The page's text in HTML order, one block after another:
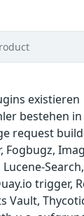
existieren
bestehen
request
Fogbugz,
trigger,
Vault,